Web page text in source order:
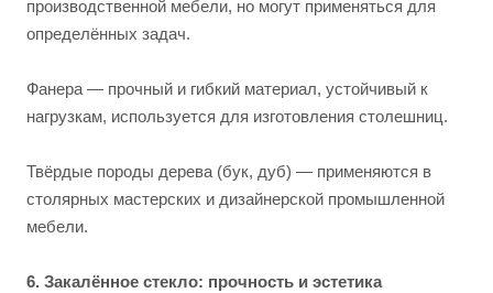
производственной мебели, но могут применяться для
определённых задач.
Фанера — прочный и гибкий материал, устойчивый к
нагрузкам, используется для изготовления столешниц.
Твёрдые породы дерева (бук, дуб) — применяются в
столярных мастерских и дизайнерской промышленной
мебели.
6. Закалённое стекло: прочность и эстетика